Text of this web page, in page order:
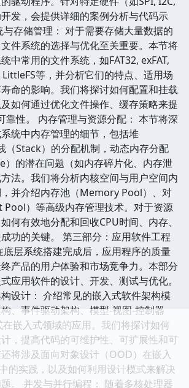
发，会提供详细的案例分析与代码示
与存储管理： 对于需要存储大量数据的
件系统的选择与优化至关重要。本节将
中常用的文件系统，如FAT32, exFAT,
LittleFS等，并分析它们的特点、适用场
命的影响。我们将探讨如何配置和挂载
如何通过优化文件操作、缓存策略来提
靠性。 内存管理与资源分配： 本节将深
统中内存管理的细节，包括堆
（Stack）的分配机制，动态内存分配
）的潜在问题（如内存碎片化、内存泄
法。我们将分析内核空间与用户空间内
并介绍内存池（Memory Pool）、对
Pool）等高级内存管理技术。对于资源
何有效地分配和回收CPU时间、内存、
功的关键。 第三部分：应用软件工程
底层系统搭建完成后，应用程序的质量
产品的用户体验和市场竞争力。本部分
应用软件的设计、开发、测试与优化。
设计： 介绍常见的嵌入式软件架构模
、事件驱动架构、模型-视图-控制器
在嵌入式领域的应用。我们将探讨如何
，提高代码的可维护性、可扩展性和可
将涉及面向对象设计（OOD）在嵌入
的实践，以及如何利用设计模式来解决
。 并发与并行编程： 随着多核处理器